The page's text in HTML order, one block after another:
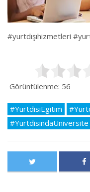
#yurtdışıhizmetleri
Görüntülenme: 56
#YurtdisiEgitim
#YurtdisindaUniversite